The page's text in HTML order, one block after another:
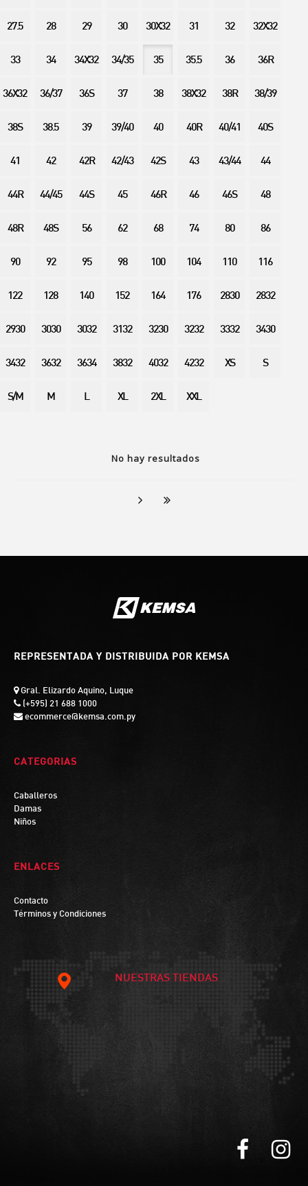
No hay resultados
27.5 28 29 30 30X32 31 32 32X32
33 34 34X32 34/35 35 35.5 36 36R
36X32 36/37 36S 37 38 38X32 38R 38/39
38S 38.5 39 39/40 40 40R 40/41 40S
41 42 42R 42/43 42S 43 43/44 44
44R 44/45 44S 45 46R 46 46S 48
48R 48S 56 62 68 74 80 86
90 92 95 98 100 104 110 116
122 128 140 152 164 176 2830 2832
2930 3030 3032 3132 3230 3232 3332 3430
3432 3632 3634 3832 4032 4232 XS S
S/M M L XL 2XL XXL
REPRESENTADA Y DISTRIBUIDA POR KEMSA
Gral. Elizardo Aquino, Luque
(+595) 21 688 1000
ecommerce@kemsa.com.py
CATEGORIAS
Caballeros
Damas
Niños
ENLACES
Contacto
Términos y Condiciones
NUESTRAS TIENDAS